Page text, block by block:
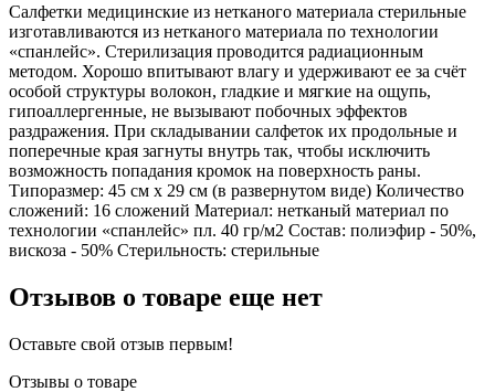
Салфетки медицинские из нетканого материала стерильные
изготавливаются из нетканого материала по технологии
«спанлейс». Стерилизация проводится радиационным
методом. Хорошо впитывают влагу и удерживают ее за счёт
особой структуры волокон, гладкие и мягкие на ощупь,
гипоаллергенные, не вызывают побочных эффектов
раздражения. При складывании салфеток их продольные и
поперечные края загнуты внутрь так, чтобы исключить
возможность попадания кромок на поверхность раны.
Типоразмер: 45 см х 29 см (в развернутом виде) Количество
сложений: 16 сложений Материал: нетканый материал по
технологии «спанлейс» пл. 40 гр/м2 Состав: полиэфир - 50%,
вискоза - 50% Стерильность: стерильные
Отзывов о товаре еще нет
Оставьте свой отзыв первым!
Отзывы о товаре